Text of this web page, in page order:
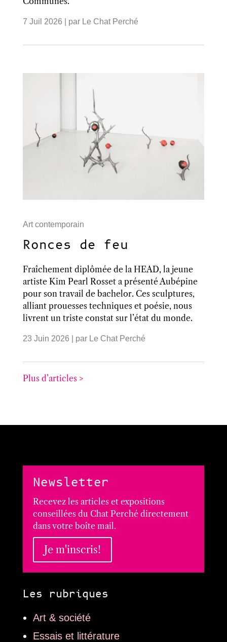
7 Juil 2026 | par Le Chat Perché
Art contemporain
Ronces de feu
Fraîchement diplômée de la HEAD, la jeune
artiste Kim Pearl Rosset a présenté Aubépine
pour son travail de bachelor. Ces sculptures,
alliant prouesses techniques et poésie, nous
livrent un triste constat sur l’état du monde.
23 Juin 2026 | par Le Chat Perché
Plus d’articles >
Newsletter
Recevez les articles et expositions
conseillées du Chat Perché directement
dans votre boîte mail.
Je m'inscris!
Les rubriques
Art & société
Essais et littérature